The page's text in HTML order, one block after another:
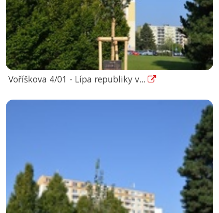
Voříškova 4/01 - Lípa republiky v...